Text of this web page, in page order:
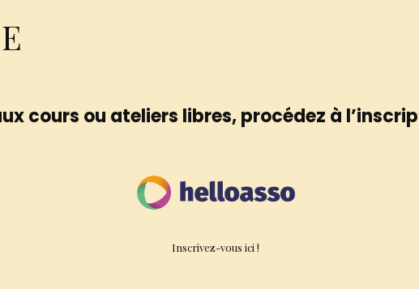
cours ou ateliers libres, procédez à
Inscrivez-vous ici !